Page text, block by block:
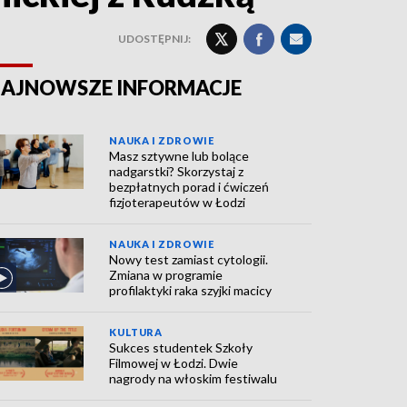
UDOSTĘPNIJ:
INFORMACJE
NAUKA I ZDROWIE
Masz sztywne lub bolące
nadgarstki? Skorzystaj z
bezpłatnych porad i ćwiczeń
fizjoterapeutów w Łodzi
NAUKA I ZDROWIE
Nowy test zamiast cytologii.
Zmiana w programie
profilaktyki raka szyjki macicy
KULTURA
Sukces studentek Szkoły
Filmowej w Łodzi. Dwie
nagrody na włoskim festiwalu